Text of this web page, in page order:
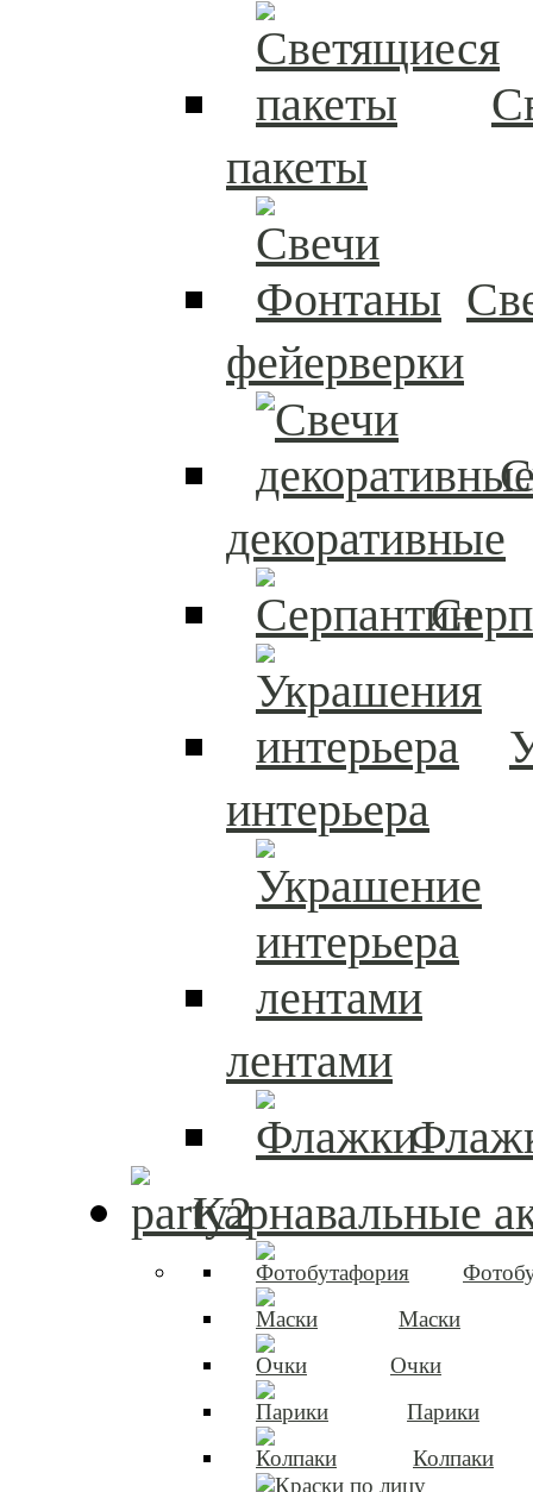
пакеты
фейерверки
декоративные
интерьера
лентами
Карнавальные
Маски
Очки
Парики
Колпаки